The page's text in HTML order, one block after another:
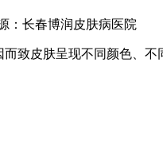
： 长春博润皮肤病医院
致皮肤呈现不同颜色、不